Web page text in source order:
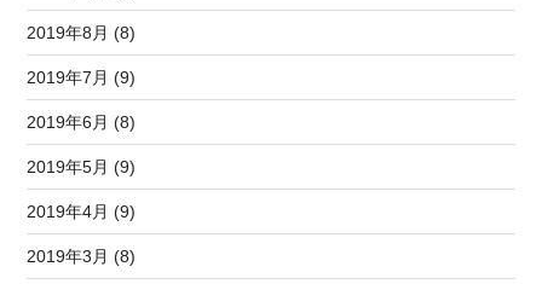
2019年8月 (8)
2019年7月 (9)
2019年6月 (8)
2019年5月 (9)
2019年4月 (9)
2019年3月 (8)